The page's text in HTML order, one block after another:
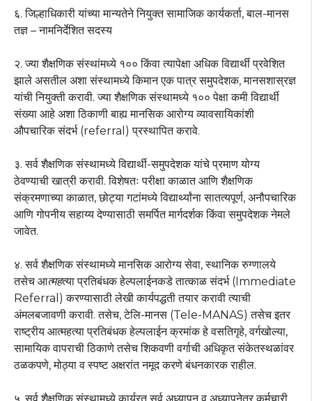
६. जिल्हाधिकारी यांच्या मान्यतेने नियुक्त सामाजिक कार्यकर्ता, बाल-मानस
तज्ञ – नामनिर्देशित सदस्य
२. ज्या शैक्षणिक संस्थांमध्ये १०० किंवा त्यापेक्षा अधिक विद्यार्थी प्रवेशित
झाले असतील अशा संस्थामध्ये किमान एक पात्र समुपदेशक, मानसशास्रज्ञ
यांची नियुक्ती करावी. ज्या शैक्षणिक संस्थामध्ये १०० पेक्षा कमी विद्यार्थी
संख्या आहे अशा ठिकाणी बाह्य मानसिक आरोग्य व्यावसायिकांशी
औपचारिक संदर्भ (referral) प्रस्थापित करावे.
३. सर्व शैक्षणिक संस्थामध्ये विद्यार्थी-समुपदेशक यांचे प्रमाण योग्य
ठेवण्याची खात्री करावी. विशेषतः परीक्षा काळात आणि शैक्षणिक
संक्रमणाच्या काळात, छोट्या गटांमध्ये विद्यार्थ्यांना सातत्यपूर्ण, अनौपचारिक
आणि गोपनीय सहाय्य देण्यासाठी समर्पित मार्गदर्शक किंवा समुपदेशक नेमले
जावेत.
४. सर्व शैक्षणिक संस्थामध्ये मानसिक आरोग्य सेवा, स्थानिक रुग्णालये
तसेच आत्महत्या प्रतिबंधक हेल्पलाईनकडे तात्काळ संदर्भ (Immediate
Referral) करण्यासाठी लेखी कार्यपद्धती तयार करावी त्याची
अंमलबजावणी करावी. तसेच, टेलि-मानस (Tele-MANAS) तसेच इतर
राष्ट्रीय आत्महत्या प्रतिबंधक हेल्पलाईन क्रमांक हे वसतिगृहे, वर्गखोल्या,
सामायिक वापराची ठिकाणे तसेच शिकवणी वर्गाची अधिकृत संकेतस्थळांवर
ठळकपणे, मोठ्या व स्पष्ट अक्षरांत नमूद करणे बंधनकारक राहील.
५. सर्व शैक्षणिक संस्थामध्ये कार्यरत सर्व अध्यापन व अध्यापनेतर कर्मचारी